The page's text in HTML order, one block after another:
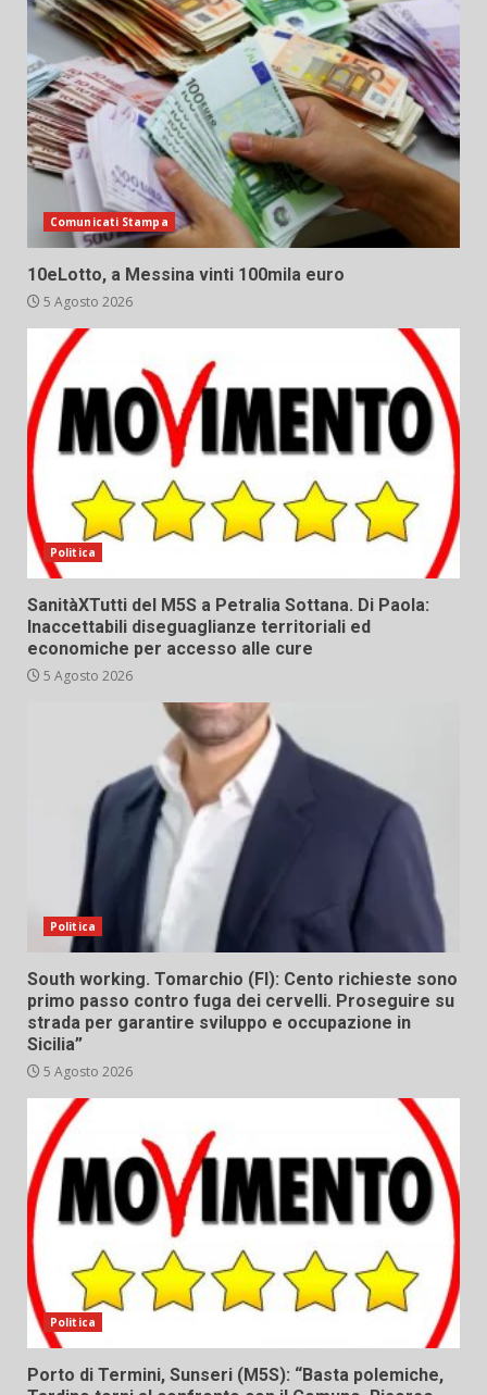
Comunicati Stampa
10eLotto, a Messina vinti 100mila euro
5 Agosto 2026
Politica
SanitàXTutti del M5S a Petralia Sottana. Di Paola:
Inaccettabili diseguaglianze territoriali ed
economiche per accesso alle cure
5 Agosto 2026
Politica
South working. Tomarchio (FI): Cento richieste sono
primo passo contro fuga dei cervelli. Proseguire su
strada per garantire sviluppo e occupazione in
Sicilia”
5 Agosto 2026
Politica
Porto di Termini, Sunseri (M5S): “Basta polemiche,